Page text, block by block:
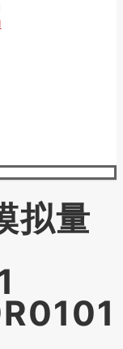
拟量